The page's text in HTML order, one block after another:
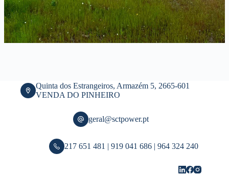
Quinta dos Estrangeiros, Armazém 5, 2665-601
VENDA DO PINHEIRO
geral@sctpower.pt
217 651 481 | 919 041 686 | 964 324 240